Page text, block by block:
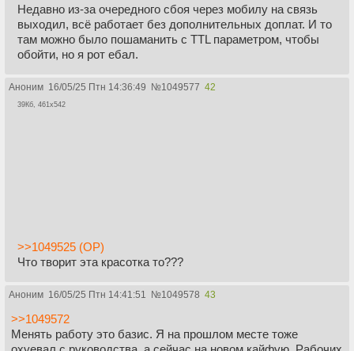
Недавно из-за очередного сбоя через мобилу на связь
выходил, всё работает без дополнительных доплат. И то
там можно было пошаманить с TTL параметром, чтобы
обойти, но я рот ебал.
Аноним 16/05/25 Птн 14:36:49 №1049577 42
39Кб, 461x542
>>1049525 (OP)
Что творит эта красотка то???
Аноним 16/05/25 Птн 14:41:51 №1049578 43
>>1049572
Менять работу это базис. Я на прошлом месте тоже